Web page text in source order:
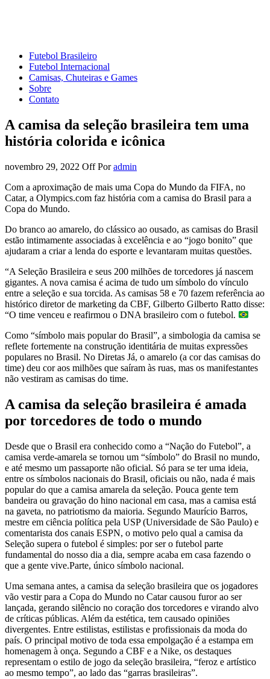
Futebol Brasileiro
Futebol Internacional
Camisas, Chuteiras e Games
Sobre
Contato
A camisa da seleção brasileira tem uma
história colorida e icônica
novembro 29, 2022 OffPor admin
Com a aproximação de mais uma Copa do Mundo da FIFA, no
Catar, a Olympics.com faz história com a camisa do Brasil para a
Copa do Mundo.
Do branco ao amarelo, do clássico ao ousado, as camisas do Brasil
estão intimamente associadas à excelência e ao “jogo bonito” que
ajudaram a criar a lenda do esporte e levantaram muitas questões.
“A Seleção Brasileira e seus 200 milhões de torcedores já nascem
gigantes. A nova camisa é acima de tudo um símbolo do vínculo
entre a seleção e sua torcida. As camisas 58 e 70 fazem referência ao
histórico diretor de marketing da CBF, Gilberto Gilberto Ratto disse:
“O time venceu e reafirmou o DNA brasileiro com o futebol.
Como “símbolo mais popular do Brasil”, a simbologia da camisa se
reflete fortemente na construção identitária de muitas expressões
populares no Brasil. No Diretas Já, o amarelo (a cor das camisas do
time) deu cor aos milhões que saíram às ruas, mas os manifestantes
não vestiram as camisas do time.
A camisa da seleção brasileira é amada
por torcedores de todo o mundo
Desde que o Brasil era conhecido como a “Nação do Futebol”, a
camisa verde-amarela se tornou um “símbolo” do Brasil no mundo,
e até mesmo um passaporte não oficial. Só para se ter uma ideia,
entre os símbolos nacionais do Brasil, oficiais ou não, nada é mais
popular do que a camisa amarela da seleção. Pouca gente tem
bandeira ou gravação do hino nacional em casa, mas a camisa está
na gaveta, no patriotismo da maioria. Segundo Maurício Barros,
mestre em ciência política pela USP (Universidade de São Paulo) e
comentarista dos canais ESPN, o motivo pelo qual a camisa da
Seleção supera o futebol é simples: por ser o futebol parte
fundamental do nosso dia a dia, sempre acaba em casa fazendo o
que a gente vive.Parte, único símbolo nacional.
Uma semana antes, a camisa da seleção brasileira que os jogadores
vão vestir para a Copa do Mundo no Catar causou furor ao ser
lançada, gerando silêncio no coração dos torcedores e virando alvo
de críticas públicas. Além da estética, tem causado opiniões
divergentes. Entre estilistas, estilistas e profissionais da moda do
país. O principal motivo de toda essa empolgação é a estampa em
homenagem à onça. Segundo a CBF e a Nike, os destaques
representam o estilo de jogo da seleção brasileira, “feroz e artístico
ao mesmo tempo”, ao lado das “garras brasileiras”.